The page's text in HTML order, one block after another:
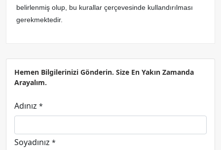
belirlenmiş olup, bu kurallar çerçevesinde kullandırılması
gerekmektedir.
Hemen Bilgilerinizi Gönderin. Size En Yakın Zamanda
Arayalım.
Adınız *
Soyadınız *